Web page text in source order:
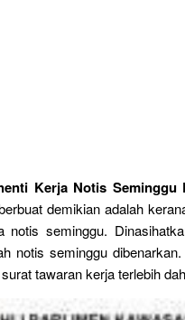
Kerja Notis Seminggu
demikian adalah
notis seminggu.
notis seminggu
tawaran kerja terlebih